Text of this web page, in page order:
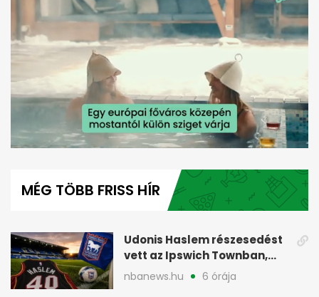
56
seconds
MÉG TÖBB FRISS HÍR
Udonis Haslem részesedést
vett az Ipswich Townban,
Premier League-szereplés
nbanews.hu 6 órája